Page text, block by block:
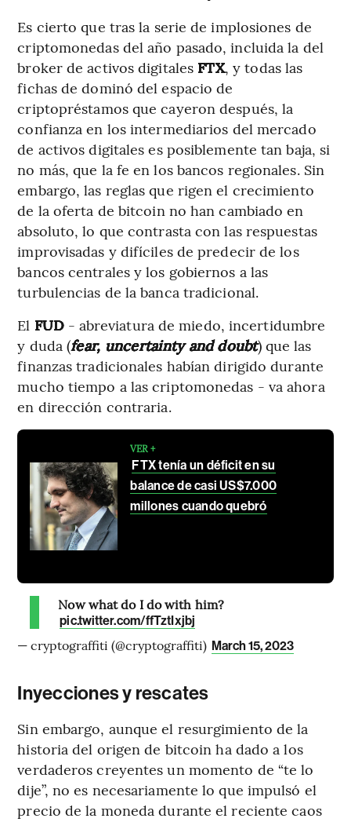
Es cierto que tras la serie de implosiones de
criptomonedas del año pasado, incluida la del
broker de activos digitales FTX, y todas las
fichas de dominó del espacio de
criptopréstamos que cayeron después, la
confianza en los intermediarios del mercado
de activos digitales es posiblemente tan baja, si
no más, que la fe en los bancos regionales. Sin
embargo, las reglas que rigen el crecimiento
de la oferta de bitcoin no han cambiado en
absoluto, lo que contrasta con las respuestas
improvisadas y difíciles de predecir de los
bancos centrales y los gobiernos a las
turbulencias de la banca tradicional.
El FUD- abreviatura de miedo, incertidumbre
y duda (fear, uncertainty and doubt) que las
finanzas tradicionales habían dirigido durante
mucho tiempo a las criptomonedas - va ahora
en dirección contraria.
VER +
FTX tenía un déficit en su
balance de casi US$7.000
millones cuando quebró
Now what do I do with him?
pic.twitter.com/ffTztIxjbj
— cryptograffiti (@cryptograffiti) March 15, 2023
Inyecciones y rescates
Sin embargo, aunque el resurgimiento de la
historia del origen de bitcoin ha dado a los
verdaderos creyentes un momento de “te lo
dije”, no es necesariamente lo que impulsó el
precio de la moneda durante el reciente caos